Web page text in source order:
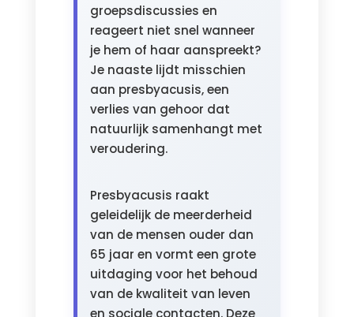
groepsdiscussies en
reageert niet snel wanneer
je hem of haar aanspreekt?
Je naaste lijdt misschien
aan presbyacusis, een
verlies van gehoor dat
natuurlijk samenhangt met
veroudering.
Presbyacusis raakt
geleidelijk de meerderheid
van de mensen ouder dan
65 jaar en vormt een grote
uitdaging voor het behoud
van de kwaliteit van leven
en sociale contacten. Deze